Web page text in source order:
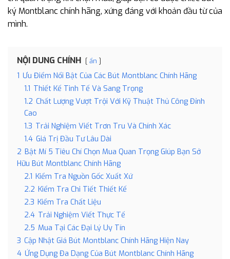
ký Montblanc chính hãng, xứng đáng với khoản đầu từ của
mình.
NỘI DUNG CHÍNH ẩn
1 Ưu Điểm Nổi Bật Của Các Bút Montblanc Chính Hãng
1.1 Thiết Kế Tinh Tế Và Sang Trọng
1.2 Chất Lượng Vượt Trội Với Kỹ Thuật Thủ Công Đỉnh
Cao
1.3 Trải Nghiệm Viết Trơn Tru Và Chính Xác
1.4 Giá Trị Đầu Tư Lâu Dài
2 Bật Mí 5 Tiêu Chí Chọn Mua Quan Trọng Giúp Bạn Sở
Hữu Bút Montblanc Chính Hãng
2.1 Kiểm Tra Nguồn Gốc Xuất Xứ
2.2 Kiểm Tra Chi Tiết Thiết Kế
2.3 Kiểm Tra Chất Liệu
2.4 Trải Nghiệm Viết Thực Tế
2.5 Mua Tại Các Đại Lý Uy Tín
3 Cập Nhật Giá Bút Montblanc Chính Hãng Hiện Nay
4 Ứng Dụng Đa Dạng Của Bút Montblanc Chính Hãng